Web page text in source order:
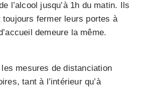
l’alcool jusqu’à 1h du matin. Ils
toujours fermer leurs portes à
demeure la même.
mesures de distanciation
tant à l’intérieur qu’à